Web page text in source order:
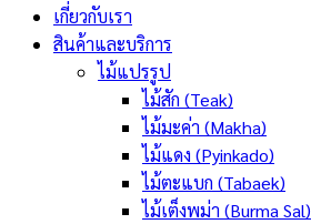
เกี่ยวกับเรา
สินค้าและบริการ
ไม้แปรรูป
ไม้สัก (Teak)
ไม้มะค่า (Makha)
ไม้แดง (Pyinkado)
ไม้ตะแบก (Tabaek)
ไม้เต็งพม่า (Burma Sal)